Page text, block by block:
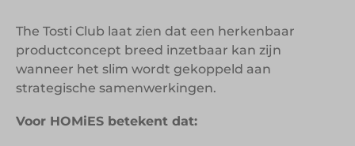
The Tosti Club laat zien dat een herkenbaar
productconcept breed inzetbaar kan zijn
wanneer het slim wordt gekoppeld aan
strategische samenwerkingen.
Voor HOMiES betekent dat: